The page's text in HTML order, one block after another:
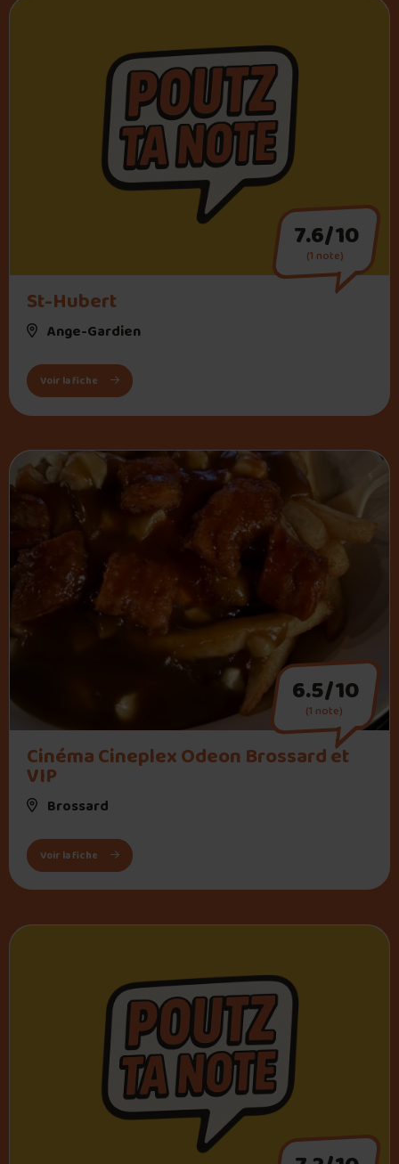
St-Hubert
Ange-Gardien
7.6/10
(1 note)
Voir la fiche : St-Hubert
Cinéma Cineplex Odeon Brossard et
VIP
Brossard
6.5/10
(1 note)
Voir la fiche : Cinéma Cineplex Odeon Brossard et VIP